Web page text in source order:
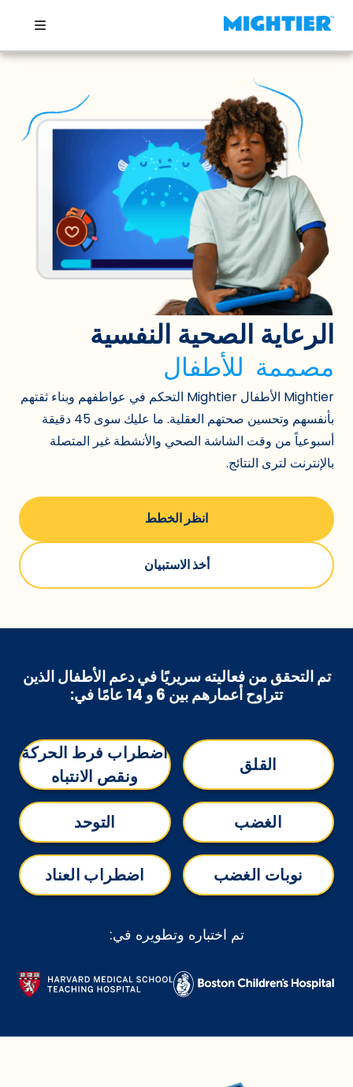
الرعاية الصحية النفسية
مصممة للأطفال
Mightier الأطفال Mightier التحكم في عواطفهم وبناء ثقتهم
بأنفسهم وتحسين صحتهم العقلية. ما عليك سوى 45 دقيقة
أسبوعياً من وقت الشاشة الصحي والأنشطة غير المتصلة
بالإنترنت لترى النتائج.
انظر الخطط
أخذ الاستبيان
تم التحقق من فعاليته سريريًا في دعم الأطفالالذين
تتراوح أعمارهم بين 6 و 14 عامًا
في:
القلق
اضطراب فرط الحركة
ونقص الانتباه
الغضب التوحد
نوبات الغضب اضطراب العناد
تم اختباره وتطويره في: